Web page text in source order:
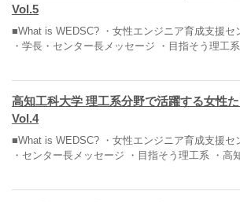
Vol.5
■What is WEDSC? ・女性エンジニア育成支援セ
・学長・センター長メッセージ ・目指そう理工系
高知工科大学 理工系分野で活躍する女性
Vol.4
■What is WEDSC? ・女性エンジニア育成支援セ
・センター長メッセージ ・目指そう理工系 ・高